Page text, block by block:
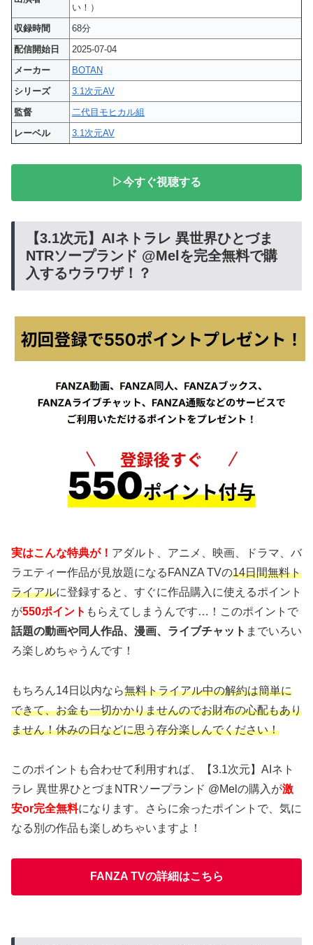
い！）
収録時間
68分
配信開始日
2025-07-04
メーカー
BOTAN
シリーズ
3.1次元AV
監督
二代目モヒカル組
レーベル
3.1次元AV
▷今すぐ視聴する
【3.1次元】AIネトラレ 異世界ひとづま
NTRソープランド @Melを完全無料で購
入するウラワザ！？
実はこんな特典が！ アダルト、アニメ、映画、ドラマ、バ
ラエティー作品が見放題になるFANZA TVの14日間無料ト
ライアルに登録すると、すぐに作品購入に使えるポイント
が550ポイント もらえてしまうんです…！このポイントで
話題の動画や同人作品、漫画、ライブチャット までいろい
ろ楽しめちゃうんです！
もちろん14日以内なら無料トライアル中の解約は簡単に
できて、お金も一切かかりませんのでお財布の心配もあり
ません！休みの日などに思う存分楽しんでください！
このポイントも合わせて利用すれば、【3.1次元】AIネト
ラレ 異世界ひとづまNTRソープランド @Melの購入が激
安or完全無料になります。さらに余ったポイントで、気に
なる別の作品も楽しめちゃいますよ！
FANZA TVの詳細はこちら